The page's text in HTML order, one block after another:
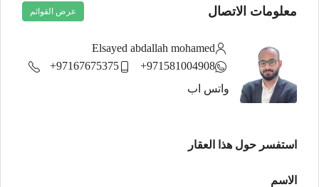
معلومات الاتصال عرض القوائم
Elsayed abdallah mohamed
97167675375+
971581004908+
واتس اب
استفسر حول هذا العقار
الاسم